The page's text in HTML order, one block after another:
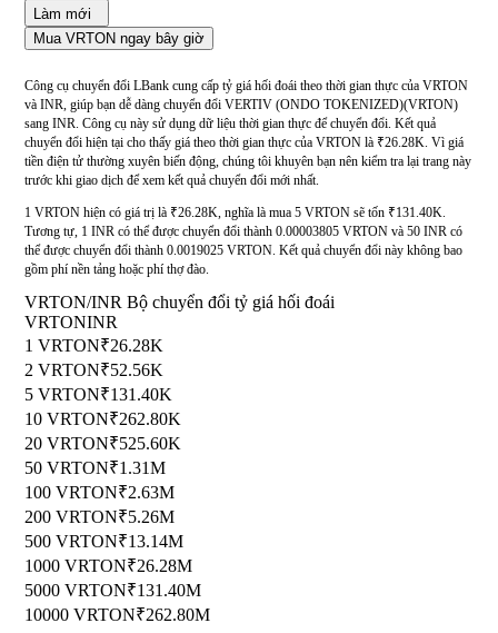
Làm mới
Mua VRTON ngay bây giờ
Công cụ chuyển đổi LBank cung cấp tỷ giá hối đoái theo thời gian thực của VRTON
và INR, giúp bạn dễ dàng chuyển đổi VERTIV (ONDO TOKENIZED)(VRTON)
sang INR. Công cụ này sử dụng dữ liệu thời gian thực để chuyển đổi. Kết quả
chuyển đổi hiện tại cho thấy giá theo thời gian thực của VRTON là ₹26.28K. Vì giá
tiền điện tử thường xuyên biến động, chúng tôi khuyên bạn nên kiểm tra lại trang này
trước khi giao dịch để xem kết quả chuyển đổi mới nhất.
1 VRTON hiện có giá trị là ₹26.28K, nghĩa là mua 5 VRTON sẽ tốn ₹131.40K.
Tương tự, 1 INR có thể được chuyển đổi thành 0.00003805 VRTON và 50 INR có
thể được chuyển đổi thành 0.0019025 VRTON. Kết quả chuyển đổi này không bao
gồm phí nền tảng hoặc phí thợ đào.
VRTON/INR Bộ chuyển đổi tỷ giá hối đoái
VRTONINR
1 VRTON₹26.28K
2 VRTON₹52.56K
5 VRTON₹131.40K
10 VRTON₹262.80K
20 VRTON₹525.60K
50 VRTON₹1.31M
100 VRTON₹2.63M
200 VRTON₹5.26M
500 VRTON₹13.14M
1000 VRTON₹26.28M
5000 VRTON₹131.40M
10000 VRTON₹262.80M